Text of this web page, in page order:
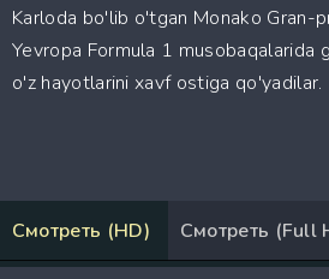
Karloda bo'lib o'tgan Monako Gran-
Yevropa Formula 1 musobaqalarida
o'z hayotlarini xavf ostiga qo'yadilar.
Смотреть (HD) Смотреть (Full